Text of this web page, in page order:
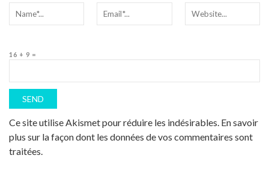
16 + 9 =
Ce site utilise Akismet pour réduire les indésirables. En savoir
plus sur la façon dont les données de vos commentaires sont
traitées.